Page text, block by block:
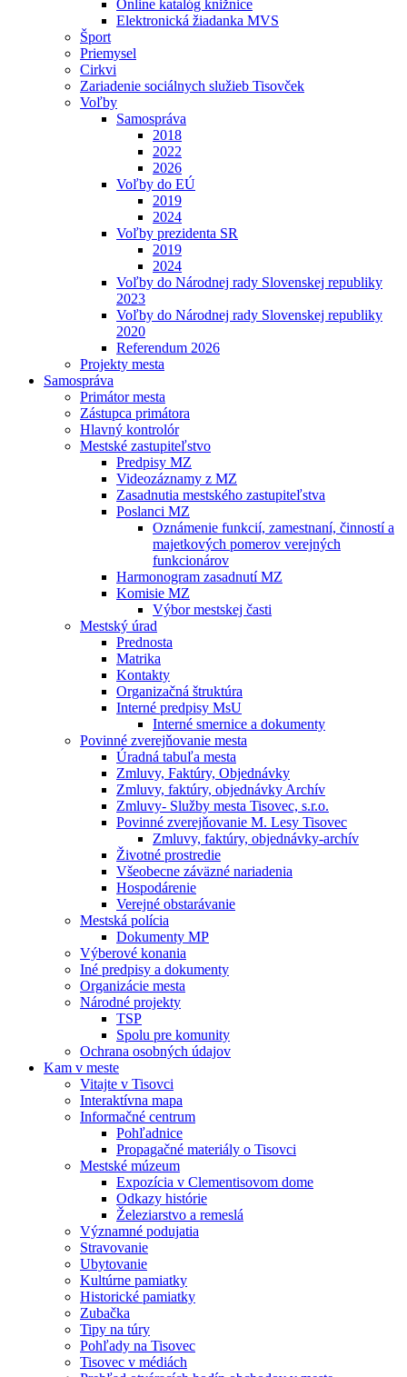
Online katalóg knižnice
Elektronická žiadanka MVS
Šport
Priemysel
Cirkvi
Zariadenie sociálnych služieb Tisovček
Voľby
Samospráva
2018
2022
2026
Voľby do EÚ
2019
2024
Voľby prezidenta SR
2019
2024
Voľby do Národnej rady Slovenskej republiky
2023
Voľby do Národnej rady Slovenskej republiky
2020
Referendum 2026
Projekty mesta
Samospráva
Primátor mesta
Zástupca primátora
Hlavný kontrolór
Mestské zastupiteľstvo
Predpisy MZ
Videozáznamy z MZ
Zasadnutia mestského zastupiteľstva
Poslanci MZ
Oznámenie funkcií, zamestnaní, činností a
majetkových pomerov verejných
funkcionárov
Harmonogram zasadnutí MZ
Komisie MZ
Výbor mestskej časti
Mestský úrad
Prednosta
Matrika
Kontakty
Organizačná štruktúra
Interné predpisy MsU
Interné smernice a dokumenty
Povinné zverejňovanie mesta
Úradná tabuľa mesta
Zmluvy, Faktúry, Objednávky
Zmluvy, faktúry, objednávky Archív
Zmluvy- Služby mesta Tisovec, s.r.o.
Povinné zverejňovanie M. Lesy Tisovec
Zmluvy, faktúry, objednávky-archív
Životné prostredie
Všeobecne záväzné nariadenia
Hospodárenie
Verejné obstarávanie
Mestská polícia
Dokumenty MP
Výberové konania
Iné predpisy a dokumenty
Organizácie mesta
Národné projekty
TSP
Spolu pre komunity
Ochrana osobných údajov
Kam v meste
Vitajte v Tisovci
Interaktívna mapa
Informačné centrum
Pohľadnice
Propagačné materiály o Tisovci
Mestské múzeum
Expozícia v Clementisovom dome
Odkazy histórie
Železiarstvo a remeslá
Významné podujatia
Stravovanie
Ubytovanie
Kultúrne pamiatky
Historické pamiatky
Zubačka
Tipy na túry
Pohľady na Tisovec
Tisovec v médiách